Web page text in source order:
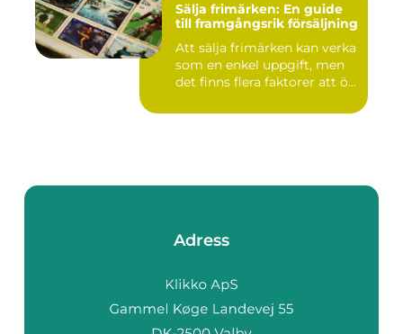
Sälja frimärken: En guide
till framgångsrik försäljning
Att sälja frimärken kan verka
som en enkel uppgift, men
det finns flera faktorer att ö...
Adress